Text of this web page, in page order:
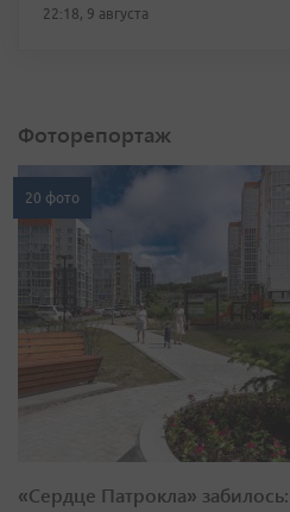
22:18, 9 августа
Фоторепортаж
20 фото
«Сердце Патрокла» забилось: